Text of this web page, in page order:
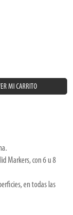
MI CARRITO
Markers, con 6 u 8
en todas las